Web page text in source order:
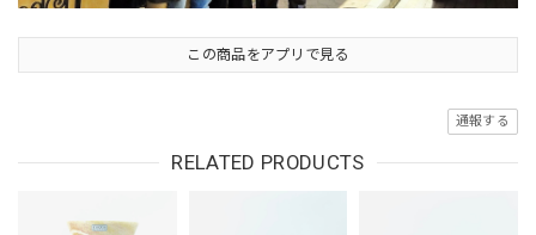
この商品をアプリで見る
通報する
RELATED PRODUCTS